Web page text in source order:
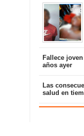
Fallece
años ayer
Las
salud en